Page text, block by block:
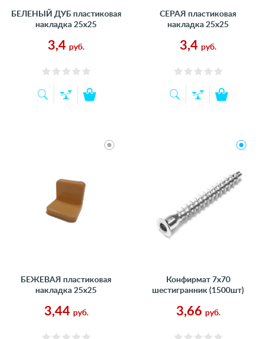
БЕЛЕНЫЙ ДУБ пластиковая
накладка 25х25
3,4 руб.
СЕРАЯ пластиковая
накладка 25х25
3,4 руб.
БЕЖЕВАЯ пластиковая
накладка 25х25
3,44 руб.
Конфирмат 7х70
шестигранник (1500шт)
3,66 руб.